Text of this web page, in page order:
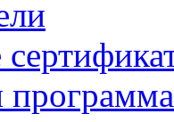
программа